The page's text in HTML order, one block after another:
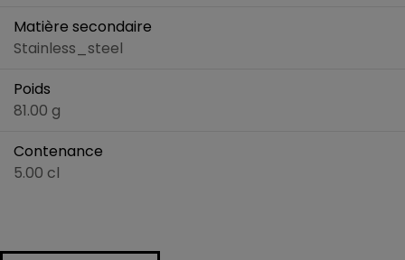
Matière secondaire
Stainless_steel
Poids
81.00 g
Contenance
5.00 cl